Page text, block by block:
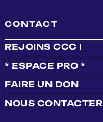
CONTACT
REJOINS CCC !
* ESPACE PRO *
FAIRE UN DON
NOUS CONTACTER